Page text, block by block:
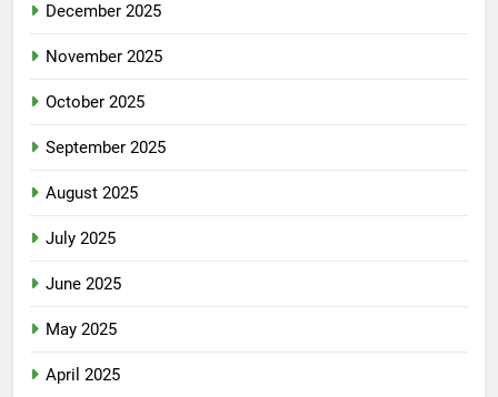
December 2025
November 2025
October 2025
September 2025
August 2025
July 2025
June 2025
May 2025
April 2025